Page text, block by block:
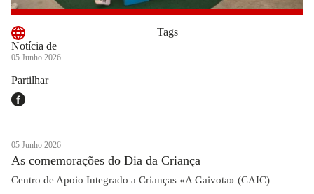
Notícia de
05 Junho 2026
Tags
Partilhar
05 Junho 2026
As comemorações do Dia da Criança
Centro de Apoio Integrado a Crianças «A Gaivota» (CAIC)